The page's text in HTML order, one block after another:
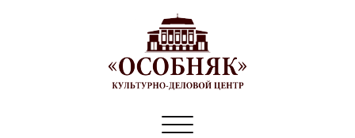
Toggle